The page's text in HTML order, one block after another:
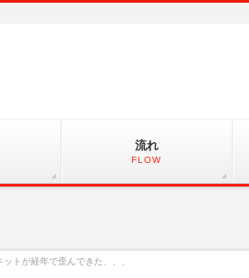
流れ
FLOW
トが経年で歪んできた、、、